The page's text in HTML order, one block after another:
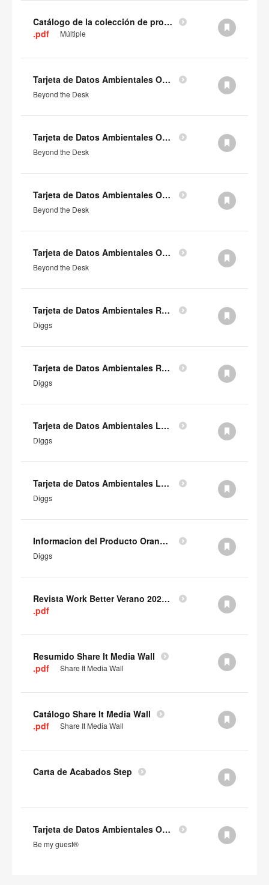
Catálogo de la colección de productos CarbonNeutral®
.pdf
Múltiple
Tarjeta de Datos Ambientales Orangebox Familia Beyond the Desk (en inglés)
Beyond the Desk
Tarjeta de Datos Ambientales Orangebox Beyond the Desk Booth inclusivo - BD86 (en inglés)
Beyond the Desk
Tarjeta de Datos Ambientales Orangebox Beyond the Desk Booth inclusivo - BD85 (en inglés)
Beyond the Desk
Tarjeta de Datos Ambientales Orangebox Beyond the Desk Booth inclusivo - BD84 (en inglés)
Beyond the Desk
Tarjeta de Datos Ambientales RHS Orangebox Diggs (en inglés)
Diggs
Tarjeta de Datos Ambientales RH Orangebox Diggs (en inglés)
Diggs
Tarjeta de Datos Ambientales LHS Orangebox Diggs (en inglés)
Diggs
Tarjeta de Datos Ambientales LH Orangebox Diggs (en inglés)
Diggs
Informacion del Producto Orangebox Diggs (en inglés)
Diggs
Revista Work Better Verano 2025 (PDF)
.pdf
Resumido Share It Media Wall
.pdf
Share It Media Wall
Catálogo Share It Media Wall
.pdf
Share It Media Wall
Carta de Acabados Step
Tarjeta de Datos Ambientales Orangebox Be my guest® (en inglés)
Be my guest®